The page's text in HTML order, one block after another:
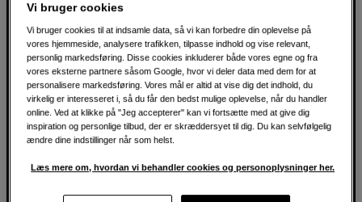
1 års garanti
Billedet viser produktet i ny stand
1.695 DKK
Vi bruger cookies
Vi bruger cookies til at indsamle data, så vi kan forbedre din oplevelse på
vores hjemmeside, analysere trafikken, tilpasse indhold og vise relevant,
personlig markedsføring. Disse cookies inkluderer både vores egne og fra
vores eksterne partnere såsom Google, hvor vi deler data med dem for at
personalisere markedsføring. Vores mål er altid at vise dig det indhold, du
virkelig er interesseret i, så du får den bedst mulige oplevelse, når du handler
online. Ved at klikke på "Jeg accepterer" kan vi fortsætte med at give dig
inspiration og personlige tilbud, der er skræddersyet til dig. Du kan selvfølgelig
ændre dine indstillinger når som helst.
Læs mere om, hvordan vi behandler cookies og personoplysninger her.